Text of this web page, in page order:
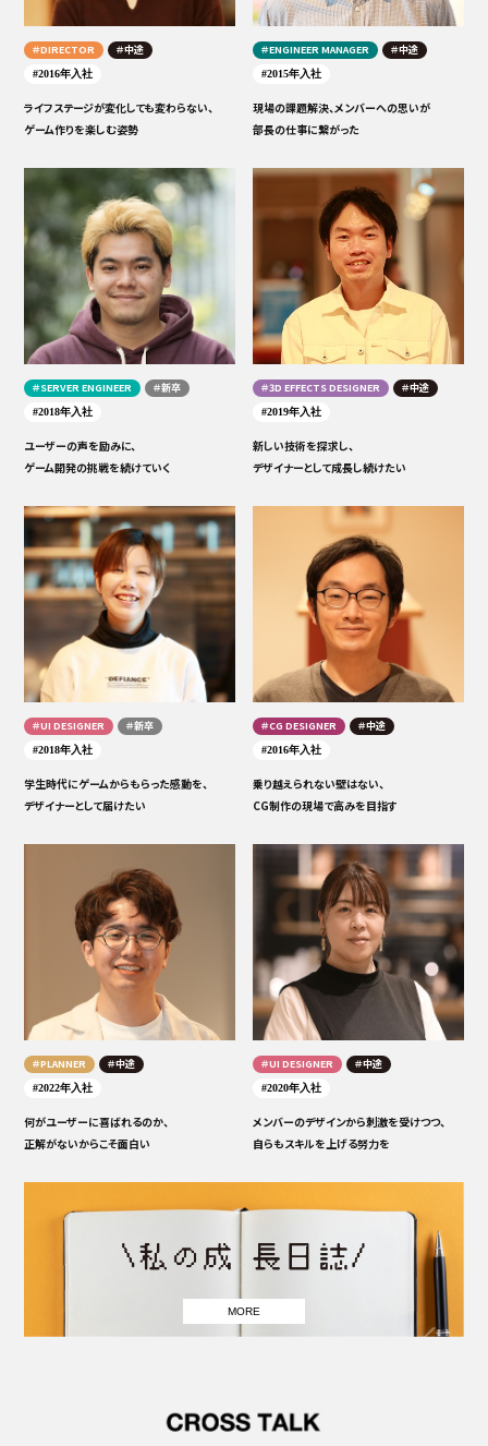
TOP MESSAGE
大切にしていること
私の成長日誌
エンジニア座談会
データで見るG2 Studios
社員を支える制度
＃DIRECTOR ＃中途
#2016年入社
ライフステージが変化しても変わらない、
ゲーム作りを楽しむ姿勢
＃ENGINEER MANAGER ＃中途
#2015年入社
現場の課題解決、メンバーへの思いが
部長の仕事に繋がった
＃SERVER ENGINEER ＃新卒
#2018年入社
ユーザーの声を励みに、
ゲーム開発の挑戦を続けていく
＃3D EFFECTS DESIGNER ＃中途
#2019年入社
新しい技術を探求し、
デザイナーとして成長し続けたい
＃UI DESIGNER ＃新卒
#2018年入社
学生時代にゲームからもらった感動を、
デザイナーとして届けたい
＃CG DESIGNER ＃中途
#2016年入社
乗り越えられない壁はない、
CG制作の現場で高みを目指す
＃PLANNER ＃中途
#2022年入社
何がユーザーに喜ばれるのか、
正解がないからこそ面白い
＃UI DESIGNER ＃中途
#2020年入社
メンバーのデザインから刺激を受けつつ、
自らもスキルを上げる努力を
MORE